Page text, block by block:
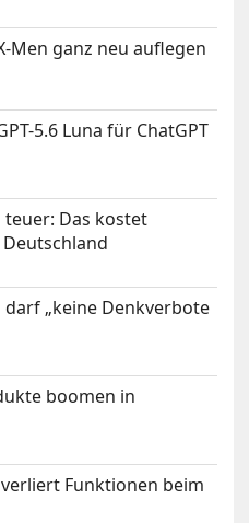
Men ganz neu auflegen
5.6 Luna für ChatGPT
teuer: Das kostet
darf „keine Denkverbote
boomen in
Funktionen beim